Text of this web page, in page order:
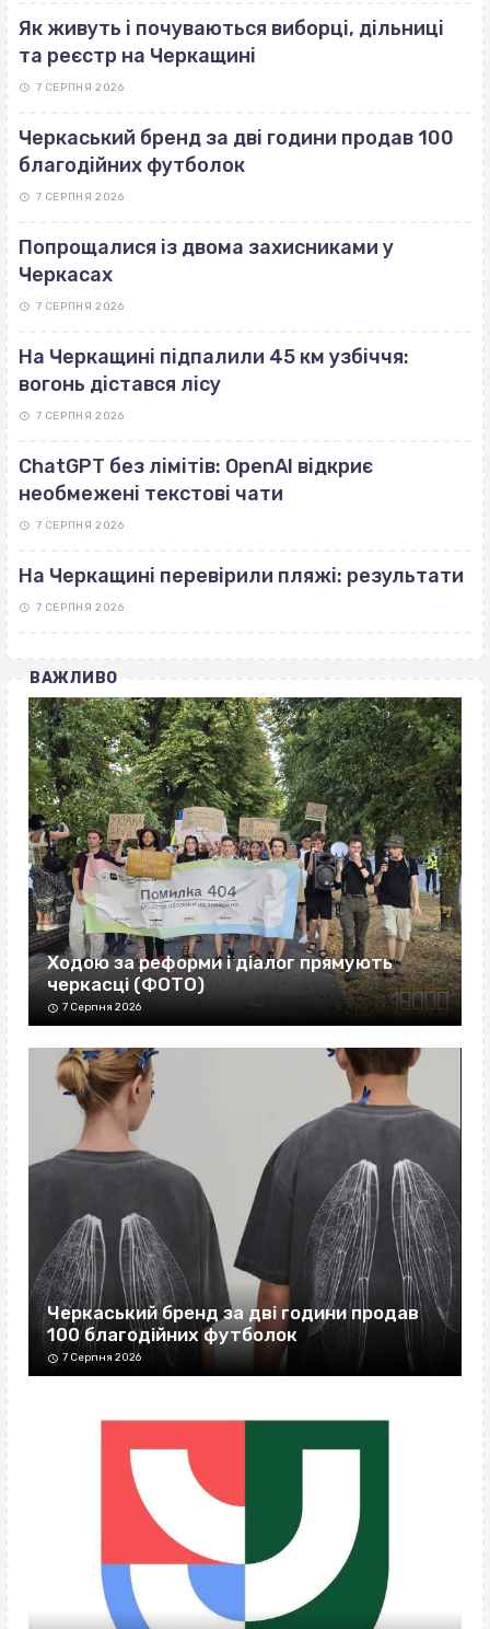
Як живуть і почуваються виборці, дільниці
та реєстр на Черкащині
7 СЕРПНЯ 2026
Черкаський бренд за дві години продав 100
благодійних футболок
7 СЕРПНЯ 2026
Попрощалися із двома захисниками у
Черкасах
7 СЕРПНЯ 2026
На Черкащині підпалили 45 км узбіччя:
вогонь дістався лісу
7 СЕРПНЯ 2026
ChatGPT без лімітів: OpenAI відкриє
необмежені текстові чати
7 СЕРПНЯ 2026
На Черкащині перевірили пляжі: результати
7 СЕРПНЯ 2026
ВАЖЛИВО
Ходою за реформи і діалог прямують
черкасці (ФОТО)
7 Серпня 2026
Черкаський бренд за дві години продав
100 благодійних футболок
7 Серпня 2026